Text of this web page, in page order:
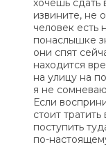
хочешь сдать
извините, не
человек есть
понаслышке
они спят
находится
на улицу на
я не
Если
стоит
поступить
по-